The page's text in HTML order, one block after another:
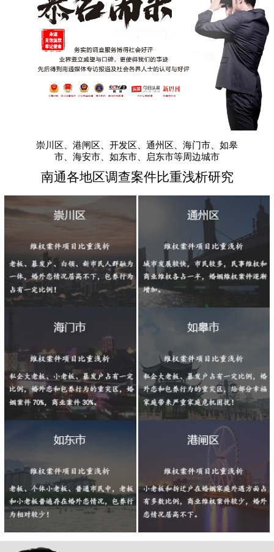
崇川区、港闸区、开发区、通州区、海门市、如皋
市、海安市、如东市、启东市等周边城市
南通各地区调查案件比重浅析研究